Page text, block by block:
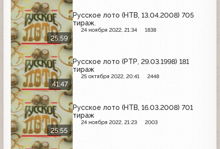
25:59
Русское лото (НТВ, 13.04.2008) 705
тираж.
24 ноября 2022, 21:34 1838
41:47
Русское лото (РТР, 29.03.1998) 181
тираж
25 октября 2022, 20:41 2448
25:55
Русское лото (НТВ, 16.03.2008) 701
тираж
24 ноября 2022, 21:23 2003